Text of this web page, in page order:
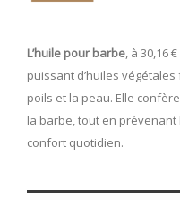
L’huile pour barbe, à 30,16
puissant d’huiles
poils et la peau. Elle
la barbe, tout en
confort quotidien.